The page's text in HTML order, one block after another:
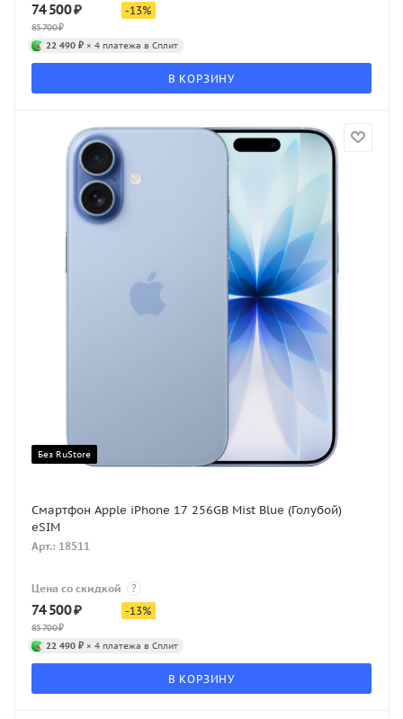
74 500₽
85 700₽
-13%
22 490 ₽ × 4 платежа в Сплит
В КОРЗИНУ
Без RuStore
Смартфон Apple iPhone 17 256GB Mist Blue (Голубой)
eSIM
Арт.: 18511
Цена со скидкой ?
74 500₽
85 700₽
-13%
22 490 ₽ × 4 платежа в Сплит
В КОРЗИНУ